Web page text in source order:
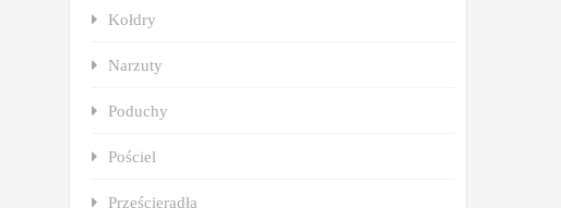
Kołdry
Narzuty
Poduchy
Pościel
Prześcieradła